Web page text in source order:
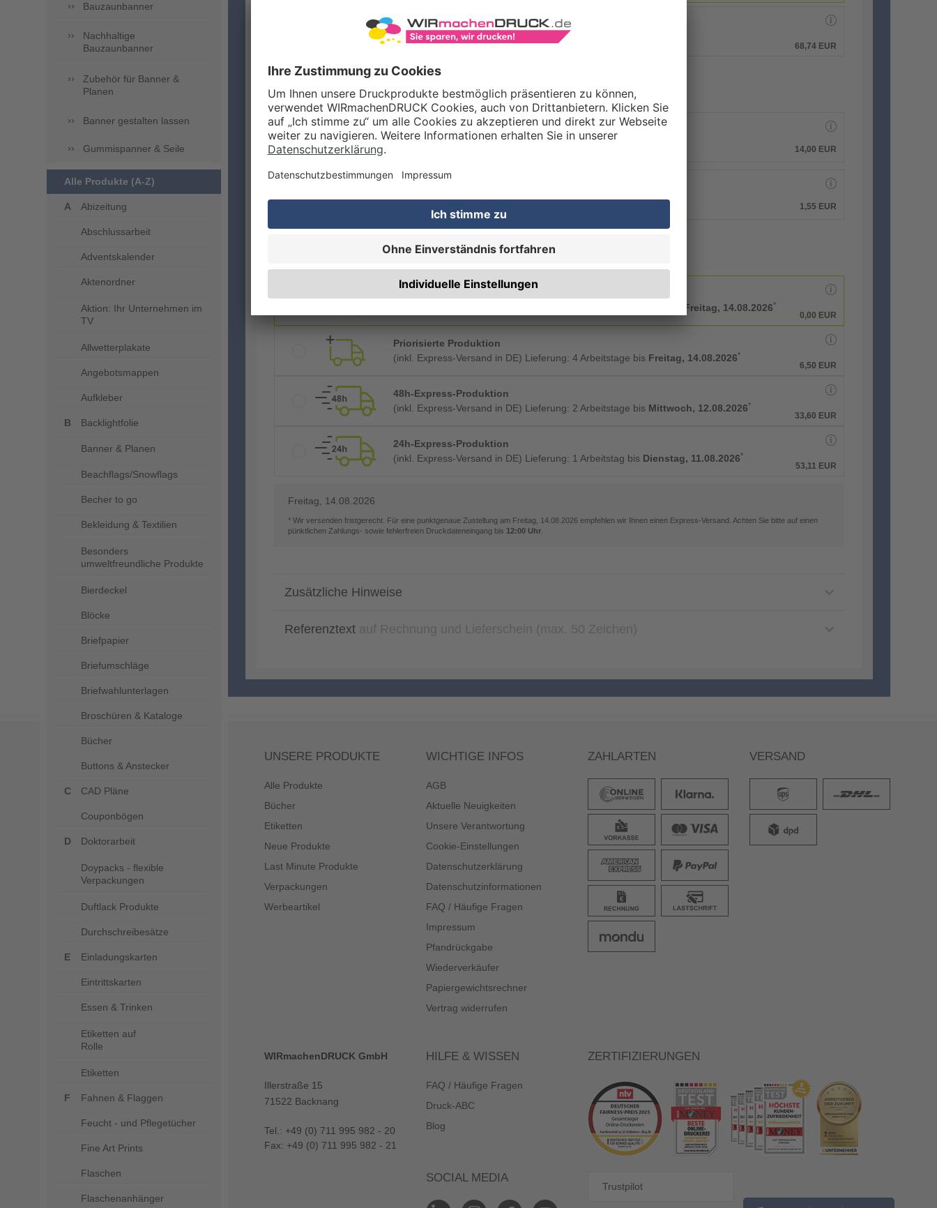
Bauzaunbanner
Nachhaltige
Bauzaunbanner
Zubehör für Banner &
Planen
Banner gestalten lassen
Gummispanner & Seile
Alle Produkte (A-Z)
Abizeitung
Abschlussarbeit
Adventskalender
Aktenordner
Aktion: Ihr Unternehmen im
TV
Allwetterplakate
Angebotsmappen
Aufkleber
Backlightfolie
Banner & Planen
Beachflags/Snowflags
Becher to go
Bekleidung & Textilien
Besonders
umweltfreundliche Produkte
Bierdeckel
Blöcke
Briefpapier
Briefumschläge
Briefwahlunterlagen
Broschüren & Kataloge
Bücher
Buttons & Anstecker
CAD Pläne
Couponbögen
Doktorarbeit
Doypacks - flexible
Verpackungen
Duftlack Produkte
Durchschreibesätze
Einladungskarten
Eintrittskarten
Essen & Trinken
Etiketten auf
Rolle
Etiketten
Fahnen & Flaggen
Feucht - und Pflegetücher
Fine Art Prints
Flaschen
Flaschenanhänger
Gestaltungsservice
Unser Kreativteam gestaltet Druckdaten, Logos etc. nach Ihren Wünschen.
68,74 EUR
ZUSATZOPTIONEN
Qualitätskontrolle (von Experten empf.)
14,00 EUR
1,55 EUR
Freitag, 14.08.2026*
0,00 EUR
Priorisierte Produktion
(inkl. Express-Versand in DE) Lieferung: 4 Arbeitstage bis Freitag, 14.08.2026*
6,50 EUR
48h-Express-Produktion
(inkl. Express-Versand in DE) Lieferung: 2 Arbeitstage bis Mittwoch, 12.08.2026*
33,60 EUR
24h-Express-Produktion
(inkl. Express-Versand in DE) Lieferung: 1 Arbeitstag bis Dienstag, 11.08.2026*
53,11 EUR
Freitag, 14.08.2026
* Wir versenden fristgerecht. Für eine punktgenaue Zustellung am Freitag, 14.08.2026 empfehlen wir Ihnen einen Express-Versand. Achten Sie bitte auf einen
pünktlichen Zahlungs- sowie fehlerfreien Druckdateneingang bis 12:00 Uhr
Zusätzliche Hinweise
Referenztext
UNSERE PRODUKTE
Alle Produkte
Bücher
Etiketten
Neue Produkte
Last Minute Produkte
Verpackungen
Werbeartikel
WICHTIGE INFOS
AGB
Aktuelle Neuigkeiten
Unsere Verantwortung
Cookie-Einstellungen
Datenschutzerklärung
Datenschutzinformationen
FAQ / Häufige Fragen
Impressum
Pfandrückgabe
Wiederverkäufer
Papiergewichtsrechner
Vertrag widerrufen
ZAHLARTEN VERSAND
WIRmachenDRUCK GmbH
Illerstraße 15
71522 Backnang
Tel.: +49 (0) 711 995 982 - 20
Fax: +49 (0) 711 995 982 - 21
HILFE & WISSEN
FAQ / Häufige Fragen
Druck-ABC
Blog
SOCIAL MEDIA
ZERTIFIZIERUNGEN
Trustpilot